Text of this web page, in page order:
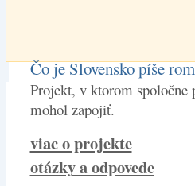
Čo je Slovensko píše
Projekt, v ktorom spoločne
mohol zapojiť.
viac o projekte
otázky a odpovede